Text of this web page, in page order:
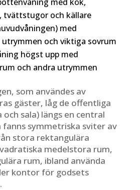
tvättstugor och källare
med
och viktiga sovrum
högst upp med
och andra utrymmen
som användes av
gäster, låg de offentliga
sala) längs en central
fanns symmetriska sviter av
stora rektangulära
medelstora rum,
rum, ibland använda
kontor för godsets